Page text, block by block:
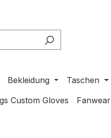
Bekleidung Taschen
Custom Gloves Fanwear